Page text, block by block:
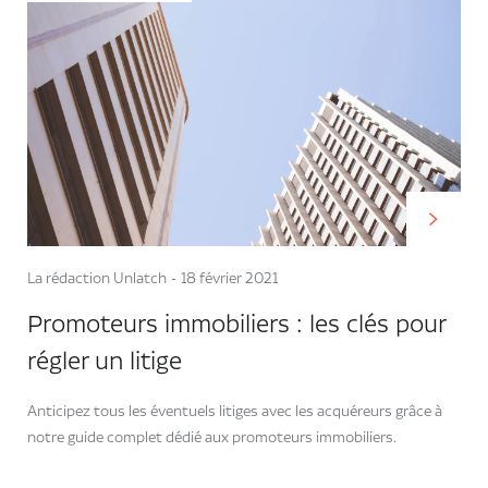
La rédaction Unlatch 18 février 2021
Promoteurs immobiliers : les clés pour
régler un litige
Anticipez tous les éventuels litiges avec les acquéreurs grâce à
notre guide complet dédié aux promoteurs immobiliers.